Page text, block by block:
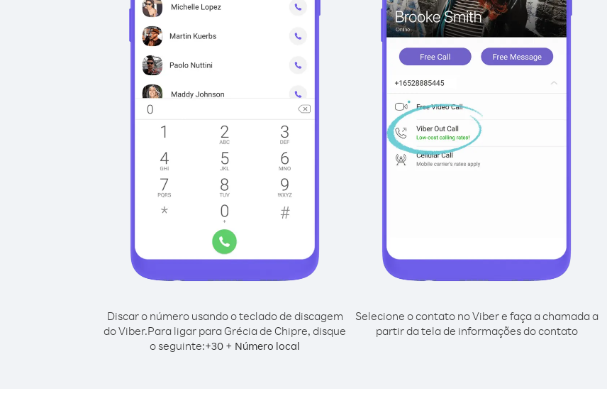
Discar o número usando o teclado de discagem
do Viber.Para ligar para Grécia de Chipre, disque
o seguinte:+30 + Número local
Selecione o contato no Viber e faça a chamada a
partir da tela de informações do contato